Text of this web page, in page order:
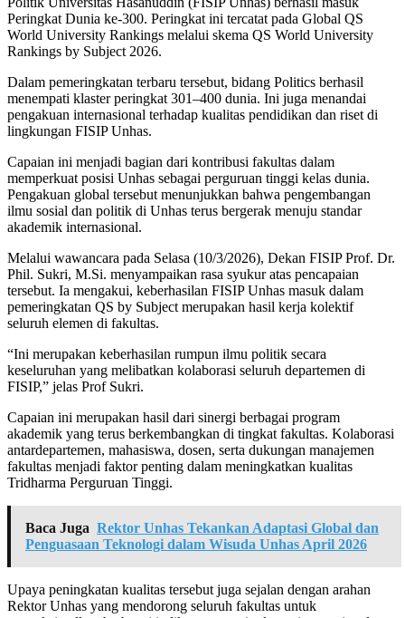
Peringkat Dunia ke-300. Peringkat ini tercatat pada Global QS
World University Rankings melalui skema QS World University
Rankings by Subject 2026.
Dalam pemeringkatan terbaru tersebut, bidang Politics berhasil
menempati klaster peringkat 301–400 dunia. Ini juga menandai
pengakuan internasional terhadap kualitas pendidikan dan riset di
lingkungan FISIP Unhas.
Capaian ini menjadi bagian dari kontribusi fakultas dalam
memperkuat posisi Unhas sebagai perguruan tinggi kelas dunia.
Pengakuan global tersebut menunjukkan bahwa pengembangan
ilmu sosial dan politik di Unhas terus bergerak menuju standar
akademik internasional.
Melalui wawancara pada Selasa (10/3/2026), Dekan FISIP Prof. Dr.
Phil. Sukri, M.Si. menyampaikan rasa syukur atas pencapaian
tersebut. Ia mengakui, keberhasilan FISIP Unhas masuk dalam
pemeringkatan QS by Subject merupakan hasil kerja kolektif
seluruh elemen di fakultas.
“Ini merupakan keberhasilan rumpun ilmu politik secara
keseluruhan yang melibatkan kolaborasi seluruh departemen di
FISIP,” jelas Prof Sukri.
Capaian ini merupakan hasil dari sinergi berbagai program
akademik yang terus berkembangkan di tingkat fakultas. Kolaborasi
antardepartemen, mahasiswa, dosen, serta dukungan manajemen
fakultas menjadi faktor penting dalam meningkatkan kualitas
Tridharma Perguruan Tinggi.
Baca Juga Rektor Unhas Tekankan Adaptasi Global dan
Penguasaan Teknologi dalam Wisuda Unhas April 2026
Upaya peningkatan kualitas tersebut juga sejalan dengan arahan
Rektor Unhas yang mendorong seluruh fakultas untuk